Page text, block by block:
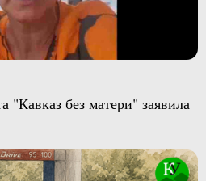
"Кавказ без матери" заявила